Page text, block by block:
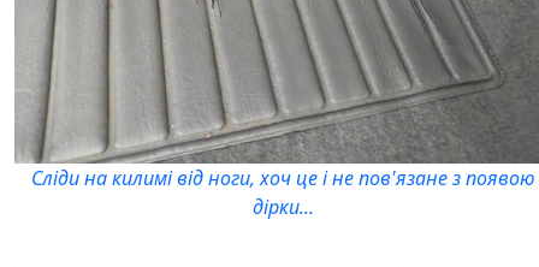
Сліди на килимі від ноги, хоч це і не пов'язане з появою
дірки...